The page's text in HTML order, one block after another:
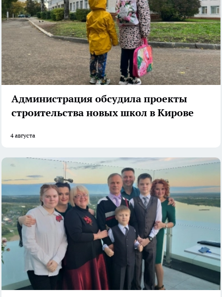
Администрация обсудила проекты
строительства новых школ в Кирове
4 августа